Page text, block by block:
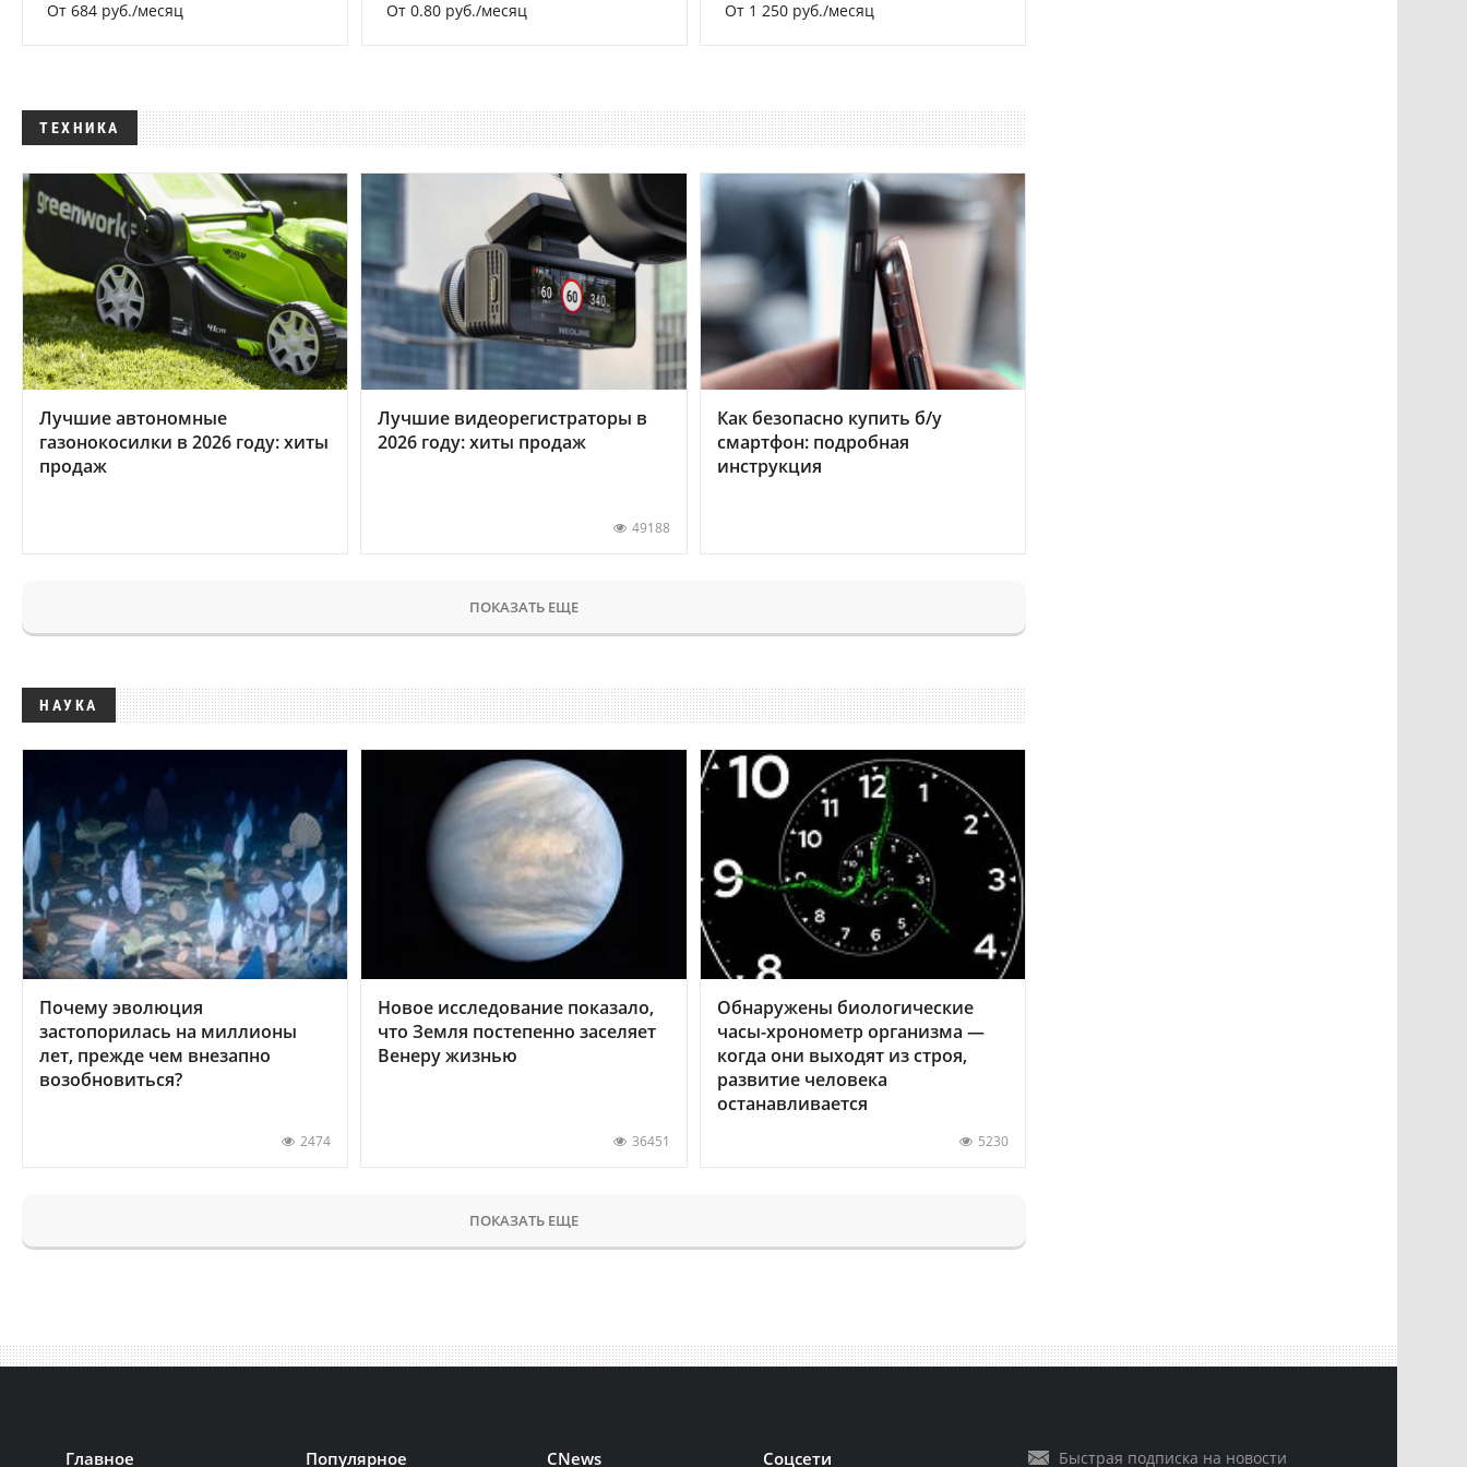
От 684 руб./месяц От 0.80 руб./месяц От 1 250 руб./месяц
ТЕХНИКА
Лучшие автономные
газонокосилки в 2026 году: хиты
продаж
Лучшие видеорегистраторы в
2026 году: хиты продаж
49188
Как безопасно купить б/у
смартфон: подробная
инструкция
ПОКАЗАТЬ ЕЩЕ
НАУКА
Почему эволюция
застопорилась на миллионы
лет, прежде чем внезапно
возобновиться?
2474
Новое исследование показало,
что Земля постепенно заселяет
Венеру жизнью
36451
Обнаружены биологические
часы-хронометр организма —
когда они выходят из строя,
развитие человека
останавливается
5230
ПОКАЗАТЬ ЕЩЕ
Главное Популярное CNews Соцсети Быстрая подписка на новости